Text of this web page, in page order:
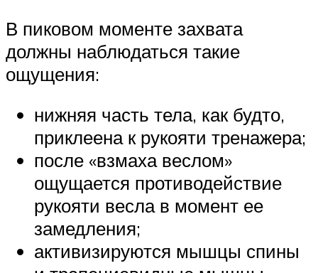
В пиковом моменте захвата
должны наблюдаться такие
ощущения:
нижняя часть тела, как будто,
приклеена к рукояти тренажера;
после «взмаха веслом»
ощущается противодействие
рукояти весла в момент ее
замедления;
активизируются мышцы спины